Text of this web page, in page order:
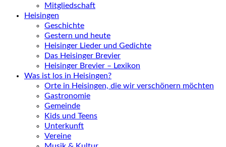
Mitgliedschaft
Heisingen
Geschichte
Gestern und heute
Heisinger Lieder und Gedichte
Das Heisinger Brevier
Heisinger Brevier – Lexikon
Was ist los in Heisingen?
Orte in Heisingen, die wir verschönern möchten
Gastronomie
Gemeinde
Kids und Teens
Unterkunft
Vereine